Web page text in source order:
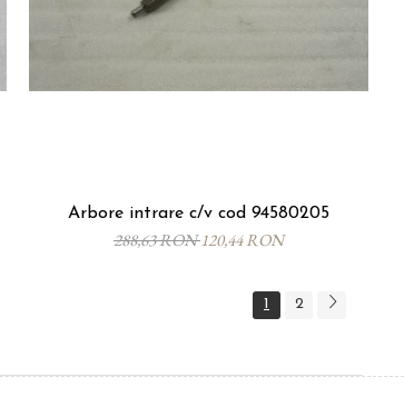
Arbore intrare c/v cod 94580205
288,63 RON120,44 RON
1 2